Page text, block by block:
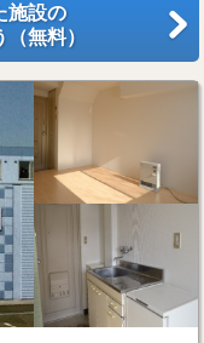
施設の
無料）